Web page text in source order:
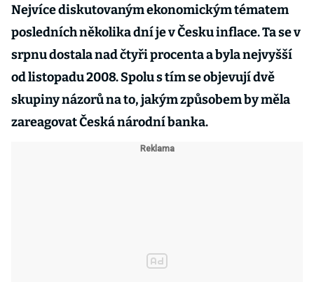
Nejvíce diskutovaným ekonomickým tématem
posledních několika dní je v Česku inflace. Ta se v
srpnu dostala nad čtyři procenta a byla nejvyšší
od listopadu 2008. Spolu s tím se objevují dvě
skupiny názorů na to, jakým způsobem by měla
zareagovat Česká národní banka.